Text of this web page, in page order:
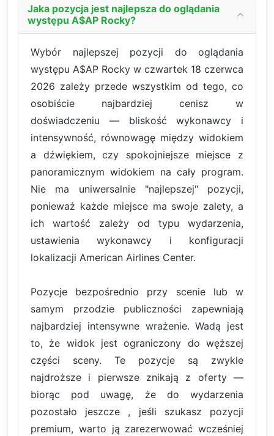
Jaka pozycja jest najlepsza do oglądania
występu A$AP Rocky?
Wybór najlepszej pozycji do oglądania
występu A$AP Rocky w czwartek 18 czerwca
2026 zależy przede wszystkim od tego, co
osobiście najbardziej cenisz w
doświadczeniu — bliskość wykonawcy i
intensywność, równowagę między widokiem
a dźwiękiem, czy spokojniejsze miejsce z
panoramicznym widokiem na cały program.
Nie ma uniwersalnie "najlepszej" pozycji,
ponieważ każde miejsce ma swoje zalety, a
ich wartość zależy od typu wydarzenia,
ustawienia wykonawcy i konfiguracji
lokalizacji American Airlines Center.
Pozycje bezpośrednio przy scenie lub w
samym przodzie publiczności zapewniają
najbardziej intensywne wrażenie. Wadą jest
to, że widok jest ograniczony do węższej
części sceny. Te pozycje są zwykle
najdroższe i pierwsze znikają z oferty —
biorąc pod uwagę, że do wydarzenia
pozostało jeszcze , jeśli szukasz pozycji
premium, warto ją zarezerwować wcześniej